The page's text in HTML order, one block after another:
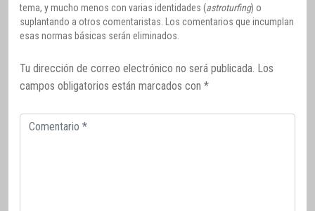
tema, y mucho menos con varias identidades (astroturfing) o
suplantando a otros comentaristas. Los comentarios que incumplan
esas normas básicas serán eliminados.
Tu dirección de correo electrónico no será publicada. Los
campos obligatorios están marcados con *
Comentario